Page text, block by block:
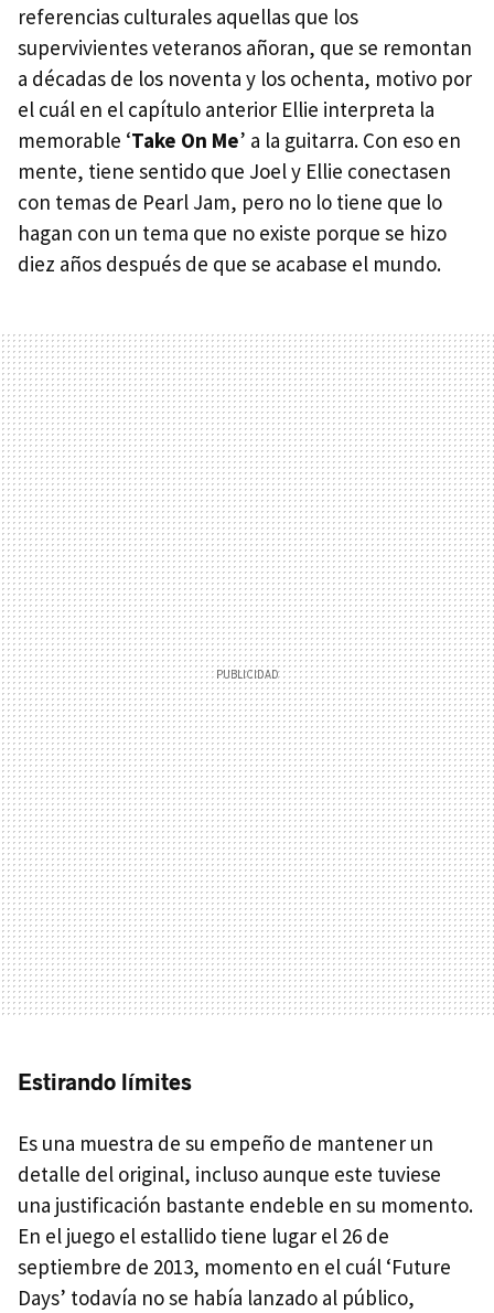
referencias culturales aquellas que los
supervivientes veteranos añoran, que se remontan
a décadas de los noventa y los ochenta, motivo por
el cuál en el capítulo anterior Ellie interpreta la
memorable ‘Take On Me’ a la guitarra. Con eso en
mente, tiene sentido que Joel y Ellie conectasen
con temas de Pearl Jam, pero no lo tiene que lo
hagan con un tema que no existe porque se hizo
diez años después de que se acabase el mundo.
Estirando límites
Es una muestra de su empeño de mantener un
detalle del original, incluso aunque este tuviese
una justificación bastante endeble en su momento.
En el juego el estallido tiene lugar el 26 de
septiembre de 2013, momento en el cuál ‘Future
Days’ todavía no se había lanzado al público,